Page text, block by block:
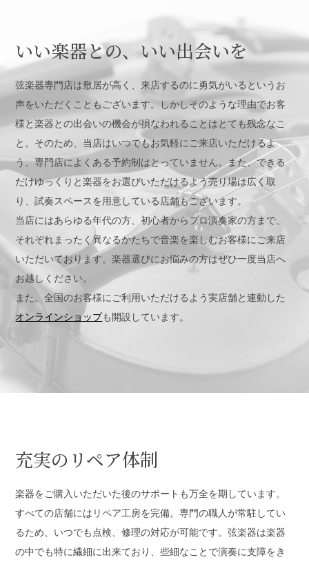
いい楽器との、いい出会いを
弦楽器専門店は敷居が高く、来店するのに勇気がいるというお
声をいただくこともございます。しかしそのような理由でお客
様と楽器との出会いの機会が損なわれることはとても残念なこ
と。そのため、当店はいつでもお気軽にご来店いただけるよ
う、専門店によくある予約制はとっていません。また、できる
だけゆっくりと楽器をお選びいただけるよう売り場は広く取
り、試奏スペースを用意している店舗もございます。
当店にはあらゆる年代の方、初心者からプロ演奏家の方まで、
それぞれまったく異なるかたちで音楽を楽しむお客様にご来店
いただいております。楽器選びにお悩みの方はぜひ一度当店へ
お越しください。
また、全国のお客様にご利用いただけるよう実店舗と連動した
オンラインショップも開設しています。
充実のリペア体制
楽器をご購入いただいた後のサポートも万全を期しています。
すべての店舗にはリペア工房を完備。専門の職人が常駐してい
るため、いつでも点検、修理の対応が可能です。弦楽器は楽器
の中でも特に繊細に出来ており、些細なことで演奏に支障をき